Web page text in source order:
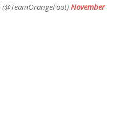
November